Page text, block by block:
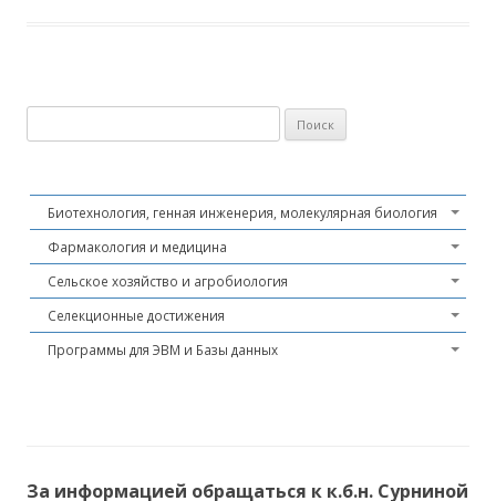
Биотехнология, генная инженерия, молекулярная биология
Фармакология и медицина
Сельское хозяйство и агробиология
Селекционные достижения
Программы для ЭВМ и Базы данных
За информацией обращаться к к.б.н. Сурниной